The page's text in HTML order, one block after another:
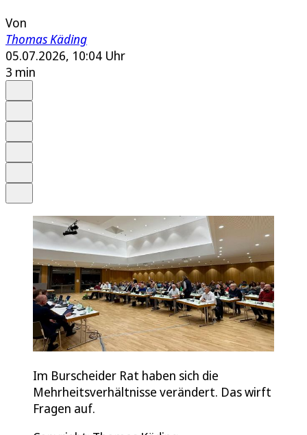
Von
Thomas Käding
05.07.2026, 10:04 Uhr
3 min
Im Burscheider Rat haben sich die
Mehrheitsverhältnisse verändert. Das wirft
Fragen auf.